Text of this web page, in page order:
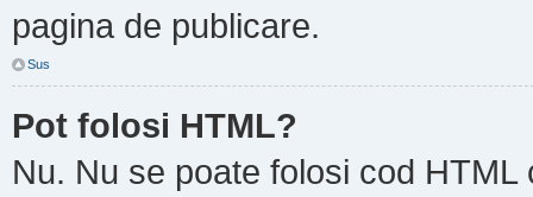
pagina de publicare.
Sus
Pot folosi HTML?
Nu. Nu se poate folosi cod